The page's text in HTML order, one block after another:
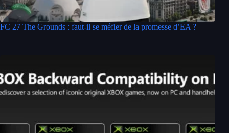
FC 27 The Grounds : faut-il se méfier de la promesse d’EA ?